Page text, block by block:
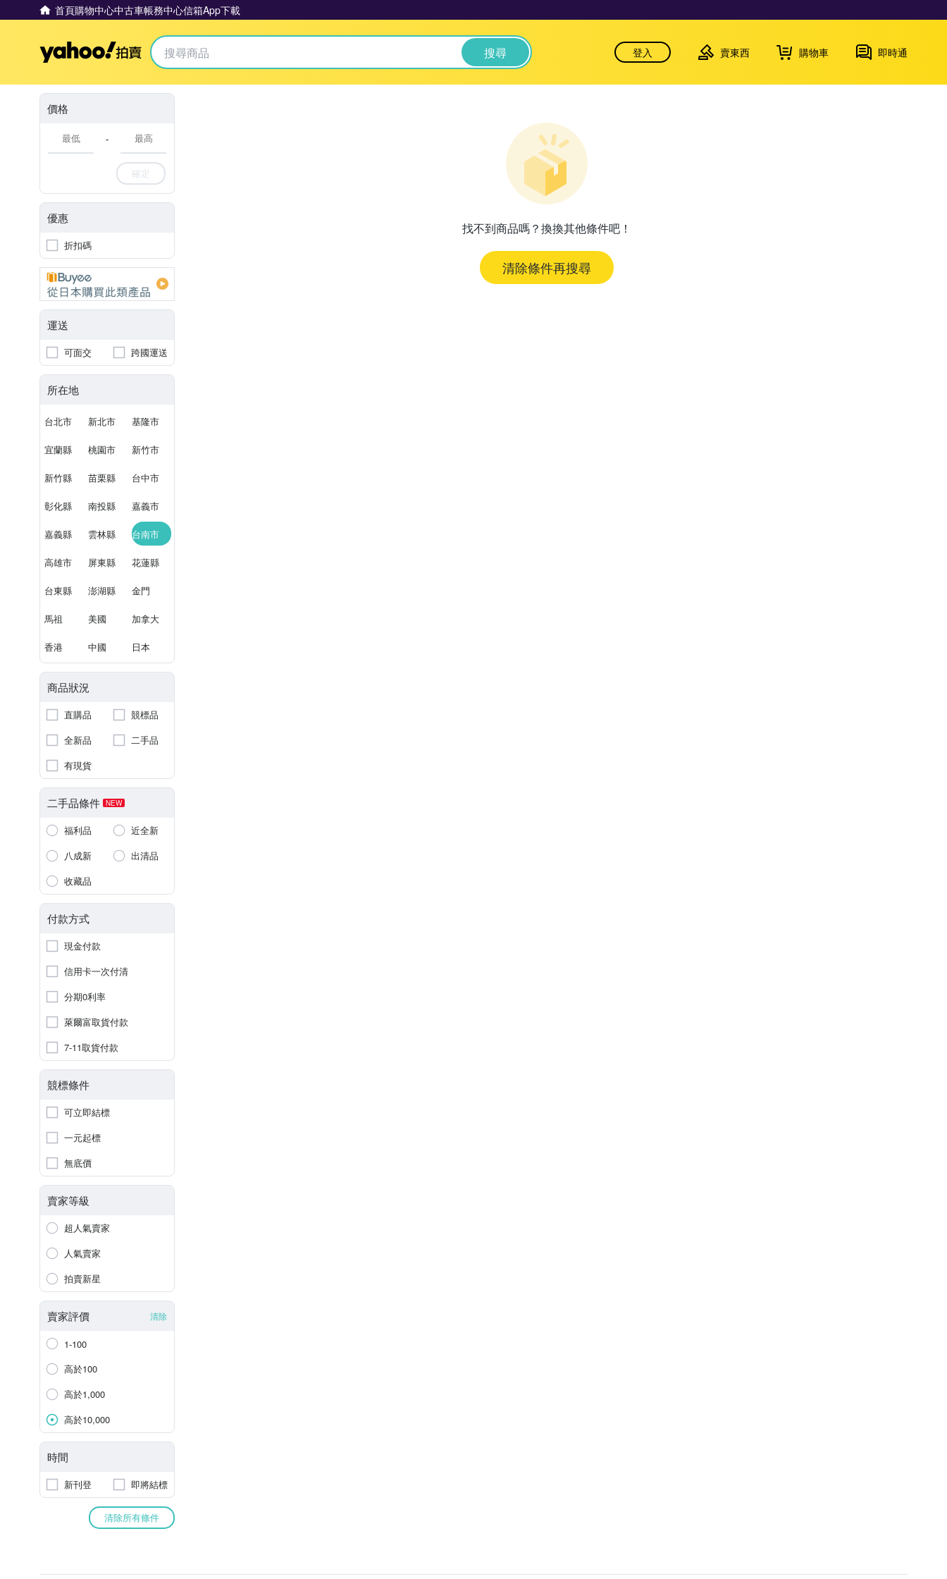
首頁購物中心中古車帳務中心信箱App下載
Yahoo拍賣 搜尋 登入 賣東西 購物車 即時通
價格
-
確定
優惠
折扣碼
運送
可面交 跨國運送
所在地
台北市 新北市 基隆市
宜蘭縣 桃園市 新竹市
新竹縣 苗栗縣 台中市
彰化縣 南投縣 嘉義市
嘉義縣 雲林縣 台南市
高雄市 屏東縣 花蓮縣
台東縣 澎湖縣 金門
馬祖 美國 加拿大
香港 中國 日本
商品狀況
直購品
競標品
全新品
二手品
有現貨
二手品條件 NEW
福利品
近全新
八成新
出清品
收藏品
付款方式
現金付款
信用卡一次付清
分期0利率
萊爾富取貨付款
7-11取貨付款
競標條件
可立即結標
一元起標
無底價
賣家等級
超人氣賣家
人氣賣家
拍賣新星
賣家評價 清除
1-100
高於100
高於1,000
高於10,000
時間
新刊登 即將結標
清除所有條件
找不到商品嗎？換換其他條件吧！
清除條件再搜尋